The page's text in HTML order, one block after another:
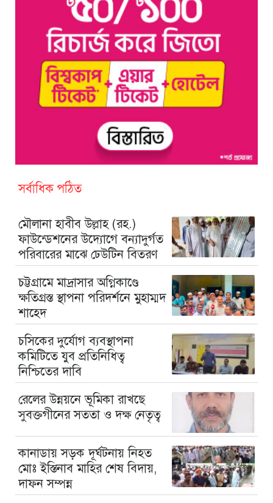
সর্বাধিক পঠিত
মৌলানা হাবীব উল্লাহ (রহ.)
ফাউন্ডেশনের উদ্যোগে বন্যাদুর্গত
পরিবারের মাঝে ঢেউটিন বিতরণ
চট্টগ্রামে মাদ্রাসার অগ্নিকাণ্ডে
ক্ষতিগ্রস্ত স্থাপনা পরিদর্শনে মুহাম্মদ
শাহেদ
চসিকের দুর্যোগ ব্যবস্থাপনা
কমিটিতে যুব প্রতিনিধিত্ব
নিশ্চিতের দাবি
রেলের উন্নয়নে ভূমিকা রাখছে
সুবক্তগীনের সততা ও দক্ষ নেতৃত্ব
কানাডায় সড়ক দূর্ঘটনায় নিহত
মোঃ ইস্তিনাব মাহির শেষ বিদায়,
দাফন সম্পন্ন